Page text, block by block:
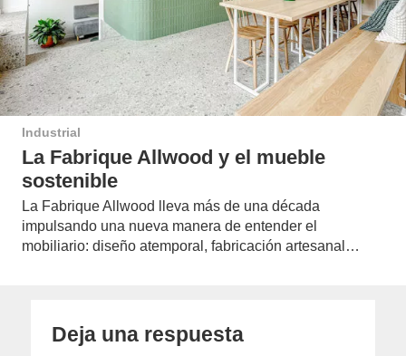
Industrial
La Fabrique Allwood y el mueble
sostenible
La Fabrique Allwood lleva más de una década
impulsando una nueva manera de entender el
mobiliario: diseño atemporal, fabricación artesanal…
Deja una respuesta